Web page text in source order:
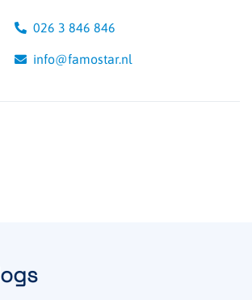
026 3 846 846
info@famostar.nl